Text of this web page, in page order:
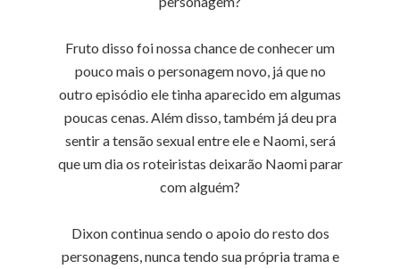
Fruto disso foi nossa chance de conhecer um
pouco mais o personagem novo, já que no
outro episódio ele tinha aparecido em algumas
poucas cenas. Além disso, também já deu pra
sentir a tensão sexual entre ele e Naomi, será
que um dia os roteiristas deixarão Naomi parar
com alguém?
Dixon continua sendo o apoio do resto dos
personagens, nunca tendo sua própria trama e